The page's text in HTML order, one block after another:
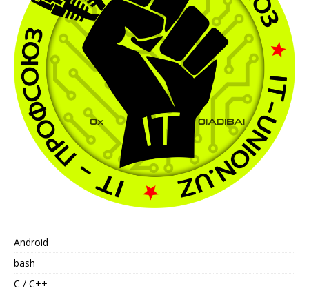
Android
bash
C / C++